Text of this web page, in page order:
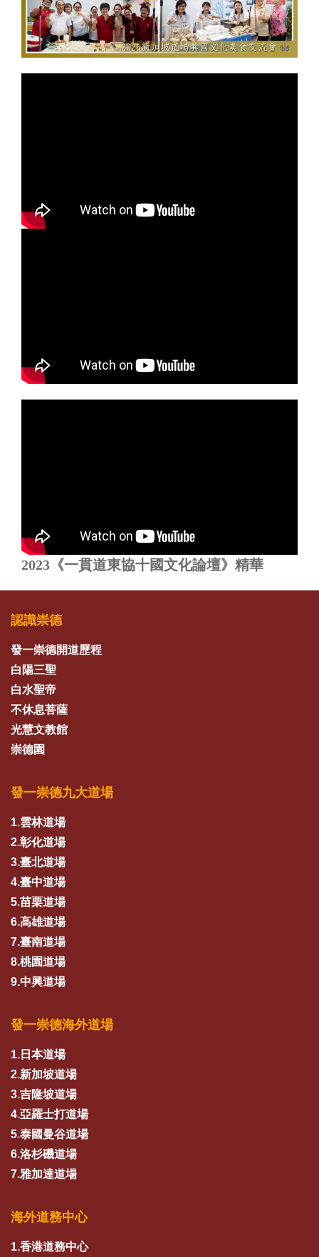
2023《一貫道東協十國文化論壇》精華
認識崇德
發一崇德開道歷程
白陽三聖
白水聖帝
不休息菩薩
光慧文教館
崇德園
發一崇德九大道場
1.雲林道場
2.彰化道場
3.臺北道場
4.臺中道場
5.苗栗道場
6.高雄道場
7.臺南道場
8.桃園道場
9.中興道場
發一崇德海外道場
1.日本道場
2.新加坡道場
3.吉隆坡道場
4.亞羅士打道場
5.泰國曼谷道場
6.洛杉磯道場
7.雅加達道場
海外道務中心
1.香港道務中心